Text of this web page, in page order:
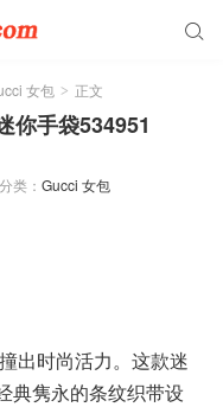

女包 > 正文
你手袋534951
分类： Gucci 女包
出时尚活力。这款迷
典隽永的条纹织带设